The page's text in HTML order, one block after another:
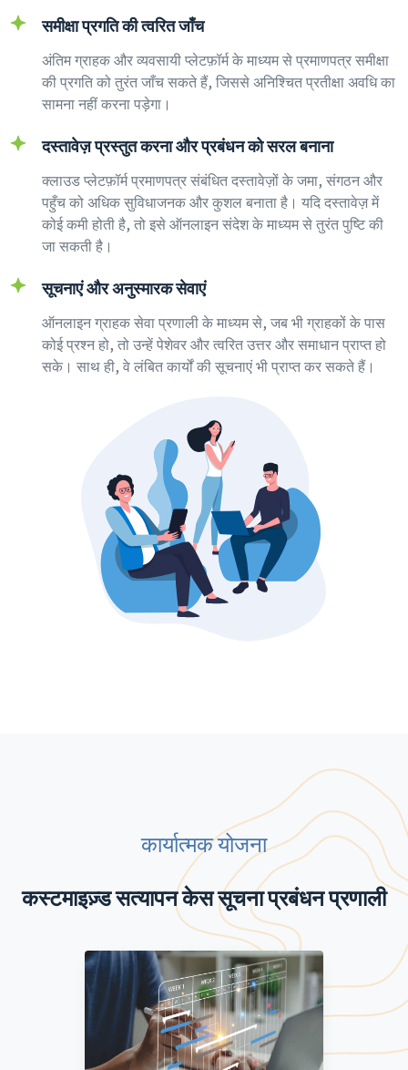
समीक्षा प्रगति की त्वरित जाँच
अंतिम ग्राहक और व्यवसायी प्लेटफ़ॉर्म के माध्यम से प्रमाणपत्र समीक्षा
की प्रगति को तुरंत जाँच सकते हैं, जिससे अनिश्चित प्रतीक्षा अवधि का
सामना नहीं करना पड़ेगा।
दस्तावेज़ प्रस्तुत करना और प्रबंधन को सरल बनाना
क्लाउड प्लेटफ़ॉर्म प्रमाणपत्र संबंधित दस्तावेज़ों के जमा, संगठन और
पहुँच को अधिक सुविधाजनक और कुशल बनाता है। यदि दस्तावेज़ में
कोई कमी होती है, तो इसे ऑनलाइन संदेश के माध्यम से तुरंत पुष्टि की
जा सकती है।
सूचनाएं और अनुस्मारक सेवाएं
ऑनलाइन ग्राहक सेवा प्रणाली के माध्यम से, जब भी ग्राहकों के पास
कोई प्रश्न हो, तो उन्हें पेशेवर और त्वरित उत्तर और समाधान प्राप्त हो
सके। साथ ही, वे लंबित कार्यों की सूचनाएं भी प्राप्त कर सकते हैं।
कार्यात्मक योजना
कस्टमाइज़्ड सत्यापन केस सूचना प्रबंधन प्रणाली